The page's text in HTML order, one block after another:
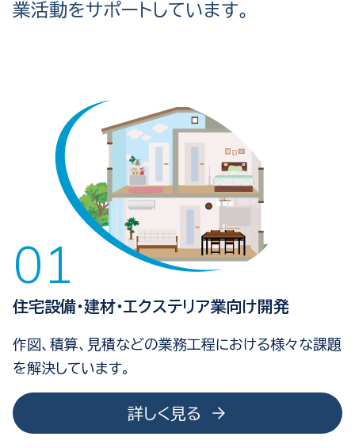
業活動をサポートしています。
住宅設備・建材・エクステリア業向け開発
作図、積算、見積などの業務工程における様々な課題
を解決しています。
詳しく見る